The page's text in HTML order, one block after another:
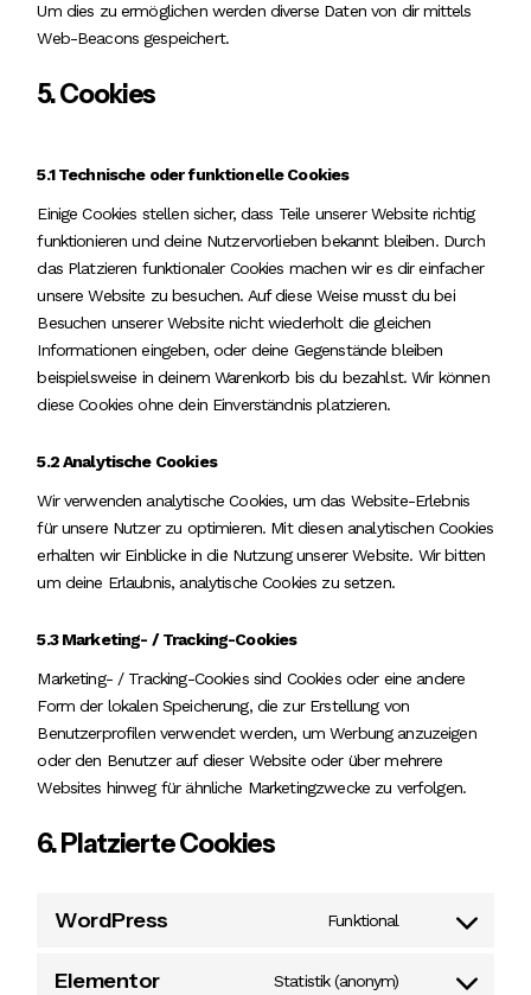
Um dies zu ermöglichen werden diverse Daten von dir mittels
Web-Beacons gespeichert.
5. Cookies
5.1 Technische oder funktionelle Cookies
Einige Cookies stellen sicher, dass Teile unserer Website richtig
funktionieren und deine Nutzervorlieben bekannt bleiben. Durch
das Platzieren funktionaler Cookies machen wir es dir einfacher
unsere Website zu besuchen. Auf diese Weise musst du bei
Besuchen unserer Website nicht wiederholt die gleichen
Informationen eingeben, oder deine Gegenstände bleiben
beispielsweise in deinem Warenkorb bis du bezahlst. Wir können
diese Cookies ohne dein Einverständnis platzieren.
5.2 Analytische Cookies
Wir verwenden analytische Cookies, um das Website-Erlebnis
für unsere Nutzer zu optimieren. Mit diesen analytischen Cookies
erhalten wir Einblicke in die Nutzung unserer Website. Wir bitten
um deine Erlaubnis, analytische Cookies zu setzen.
5.3 Marketing- / Tracking-Cookies
Marketing- / Tracking-Cookies sind Cookies oder eine andere
Form der lokalen Speicherung, die zur Erstellung von
Benutzerprofilen verwendet werden, um Werbung anzuzeigen
oder den Benutzer auf dieser Website oder über mehrere
Websites hinweg für ähnliche Marketingzwecke zu verfolgen.
6. Platzierte Cookies
WordPress Funktional
Consent
wordpress
Elementor Statistik (anonym)
Consent